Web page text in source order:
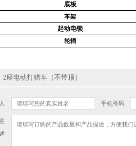
底板
车架
起动电锁
轮辋
2座电动打猎车（不带顶）
手机号码